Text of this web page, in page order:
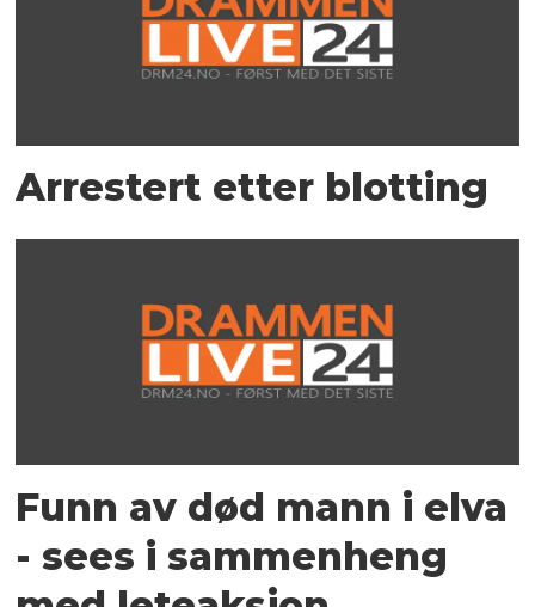
Arrestert etter blotting
Funn av død mann i elva
- sees i sammenheng